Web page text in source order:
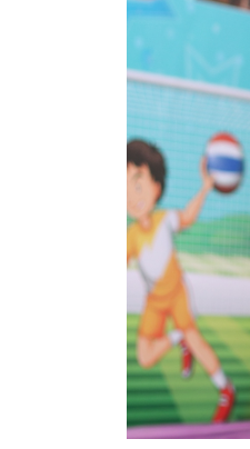
คู่มือการปฏิบัติงาน
การประเมินความ
ขั้นตอนและวิธีการช
แบบฟอร์มการชำระ
การบริการแบบเบ็ด
หนังสือสั่งการ
สรุปผลการปฏิบัติงาน